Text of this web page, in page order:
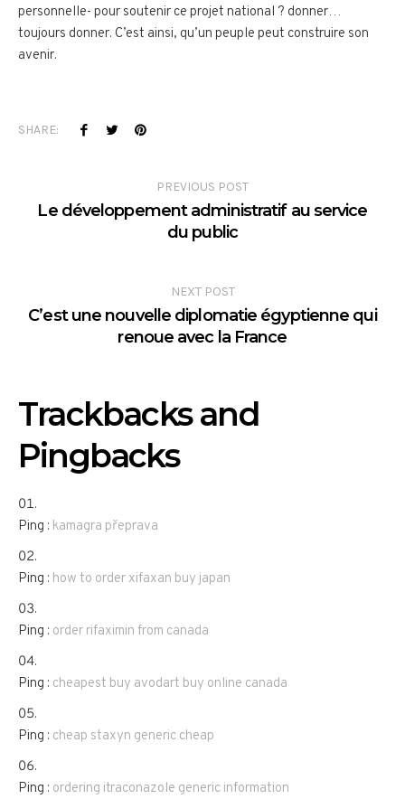
personnelle- pour soutenir ce projet national ? donner…
toujours donner. C’est ainsi, qu’un peuple peut construire son
avenir.
SHARE:
PREVIOUS POST
Le développement administratif au service
du public
NEXT POST
C’est une nouvelle diplomatie égyptienne qui
renoue avec la France
Trackbacks and
Pingbacks
Ping : kamagra přeprava
Ping : how to order xifaxan buy japan
Ping : order rifaximin from canada
Ping : cheapest buy avodart buy online canada
Ping : cheap staxyn generic cheap
Ping : ordering itraconazole generic information